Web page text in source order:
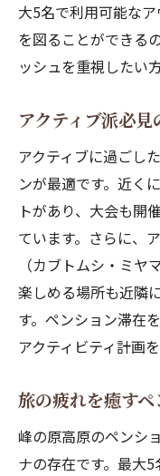
大5名で利用可能な
を図ることができる
ッシュを重視したい
アクティブ派必
アクティブに過ごし
ンが最適です。近く
トがあり、大会も開
ています。さらに、
（カブトムシ・ミ
楽しめる場所も近隣
す。ペンション滞在
アクティビティ計画
旅の疲れを癒す
峰の原高原のペンシ
ナの存在です。最大